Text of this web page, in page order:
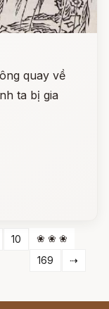
quay về
ta bị gia
10
❀ ❀ ❀
169
⇢